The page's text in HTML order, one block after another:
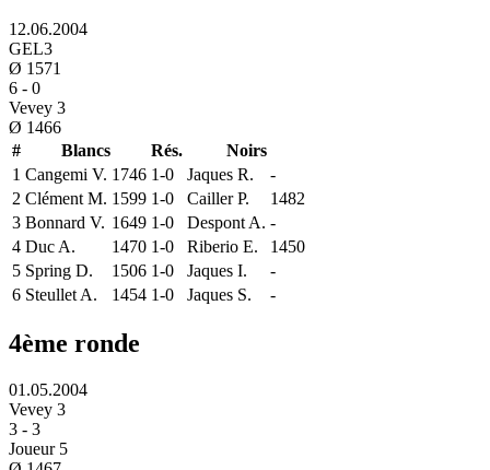
12.06.2004
GEL3
Ø 1571
6 - 0
Vevey 3
Ø 1466
#
Blancs Rés.
Noirs
1 Cangemi V. 1746 1-0 Jaques R.
-
2 Clément M. 1599 1-0 Cailler P.
1482
3 Bonnard V. 1649 1-0 Despont A. -
4 Duc A. 1470 1-0 Riberio E.
1450
5 Spring D. 1506 1-0 Jaques I.
-
6 Steullet A. 1454 1-0 Jaques S. -
4ème ronde
01.05.2004
Vevey 3
3 - 3
Joueur 5